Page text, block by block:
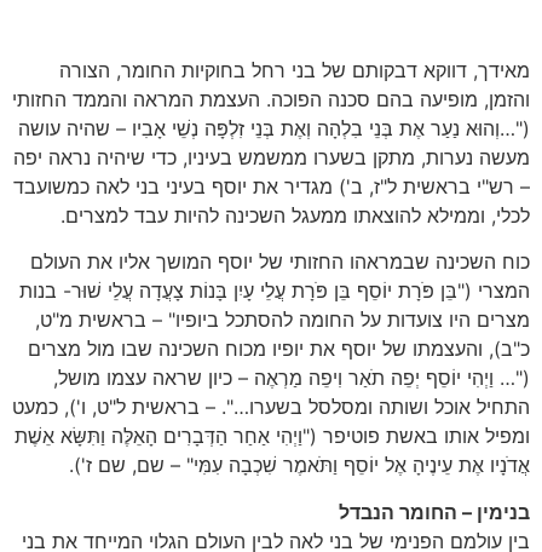
מאידך, דווקא דבקותם של בני רחל בחוקיות החומר, הצורה
והזמן, מופיעה בהם סכנה הפוכה. העצמת המראה והממד החזותי
("…וְהוּא נַעַר אֶת בְּנֵי בִלְהָה וְאֶת בְּנֵי זִלְפָּה נְשֵׁי אָבִיו – שהיה עושה
מעשה נערות, מתקן בשערו ממשמש בעיניו, כדי שיהיה נראה יפה
– רש"י בראשית ל"ז, ב') מגדיר את יוסף בעיני בני לאה כמשועבד
לכלי, וממילא להוצאתו ממעגל השכינה להיות עבד למצרים.
כוח השכינה שבמראהו החזותי של יוסף המושך אליו את העולם
המצרי ("בֵּן פֹּרָת יוֹסֵף בֵּן פֹּרָת עֲלֵי עָיִן בָּנוֹת צָעֲדָה עֲלֵי שׁוּר- בנות
מצרים היו צועדות על החומה להסתכל ביופיו" – בראשית מ"ט,
כ"ב), והעצמתו של יוסף את יופיו מכוח השכינה שבו מול מצרים
("… וַיְהִי יוֹסֵף יְפֵה תֹאַר וִיפֵה מַרְאֶה – כיון שראה עצמו מושל,
התחיל אוכל ושותה ומסלסל בשערו…". – בראשית ל"ט, ו'), כמעט
ומפיל אותו באשת פוטיפר ("וַיְהִי אַחַר הַדְּבָרִים הָאֵלֶּה וַתִּשָּׂא אֵשֶׁת
אֲדֹנָיו אֶת עֵינֶיהָ אֶל יוֹסֵף וַתֹּאמֶר שִׁכְבָה עִמִּי" – שם, שם ז').
בנימין – החומר הנבדל
בין עולמם הפנימי של בני לאה לבין העולם הגלוי המייחד את בני